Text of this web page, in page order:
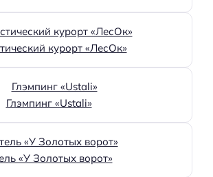
курорт «ЛесОк»
Глэмпинг «Ustali»
«У Золотых ворот»